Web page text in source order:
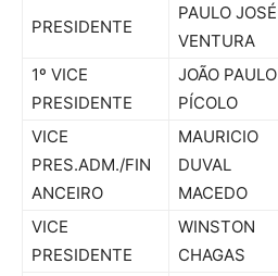
PRESIDENTE
PAULO JOSÉ
VENTURA
1º VICE
PRESIDENTE
JOÃO PAULO
PÍCOLO
VICE
PRES.ADM./FIN
ANCEIRO
MAURICIO
DUVAL
MACEDO
VICE
PRESIDENTE
WINSTON
CHAGAS